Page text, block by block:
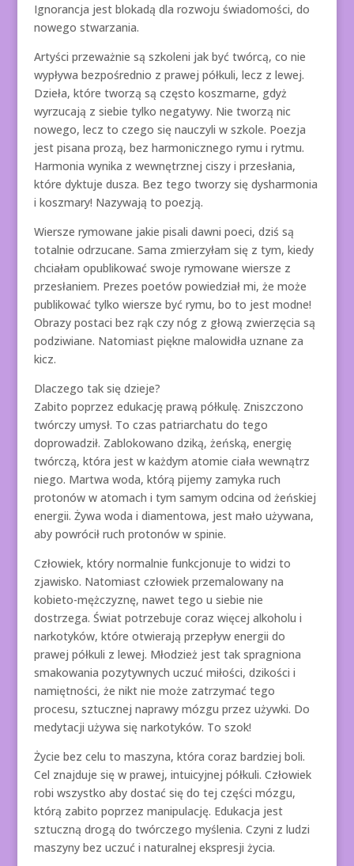
Ignorancja jest blokadą dla rozwoju świadomości, do
nowego stwarzania.
Artyści przeważnie są szkoleni jak być twórcą, co nie
wypływa bezpośrednio z prawej półkuli, lecz z lewej.
Dzieła, które tworzą są często koszmarne, gdyż
wyrzucają z siebie tylko negatywy. Nie tworzą nic
nowego, lecz to czego się nauczyli w szkole. Poezja
jest pisana prozą, bez harmonicznego rymu i rytmu.
Harmonia wynika z wewnętrznej ciszy i przesłania,
które dyktuje dusza. Bez tego tworzy się dysharmonia
i koszmary! Nazywają to poezją.
Wiersze rymowane jakie pisali dawni poeci, dziś są
totalnie odrzucane. Sama zmierzyłam się z tym, kiedy
chciałam opublikować swoje rymowane wiersze z
przesłaniem. Prezes poetów powiedział mi, że może
publikować tylko wiersze być rymu, bo to jest modne!
Obrazy postaci bez rąk czy nóg z głową zwierzęcia są
podziwiane. Natomiast piękne malowidła uznane za
kicz.
Dlaczego tak się dzieje?
Zabito poprzez edukację prawą półkulę. Zniszczono
twórczy umysł. To czas patriarchatu do tego
doprowadził. Zablokowano dziką, żeńską, energię
twórczą, która jest w każdym atomie ciała wewnątrz
niego. Martwa woda, którą pijemy zamyka ruch
protonów w atomach i tym samym odcina od żeńskiej
energii. Żywa woda i diamentowa, jest mało używana,
aby powrócił ruch protonów w spinie.
Człowiek, który normalnie funkcjonuje to widzi to
zjawisko. Natomiast człowiek przemalowany na
kobieto-mężczyznę, nawet tego u siebie nie
dostrzega. Świat potrzebuje coraz więcej alkoholu i
narkotyków, które otwierają przepływ energii do
prawej półkuli z lewej. Młodzież jest tak spragniona
smakowania pozytywnych uczuć miłości, dzikości i
namiętności, że nikt nie może zatrzymać tego
procesu, sztucznej naprawy mózgu przez używki. Do
medytacji używa się narkotyków. To szok!
Życie bez celu to maszyna, która coraz bardziej boli.
Cel znajduje się w prawej, intuicyjnej półkuli. Człowiek
robi wszystko aby dostać się do tej części mózgu,
którą zabito poprzez manipulację. Edukacja jest
sztuczną drogą do twórczego myślenia. Czyni z ludzi
maszyny bez uczuć i naturalnej ekspresji życia.